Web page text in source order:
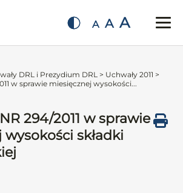
A A A
DRL i Prezydium DRL > Uchwały 2011 >
w sprawie miesięcznej wysokości...
294/2011 w sprawie
składki